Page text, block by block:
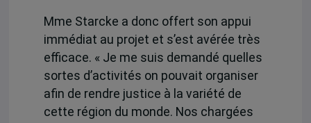
Mme Starcke a donc offert son appui
immédiat au projet et s’est avérée très
efficace. « Je me suis demandé quelles
sortes d’activités on pouvait organiser
afin de rendre justice à la variété de
cette région du monde. Nos chargées